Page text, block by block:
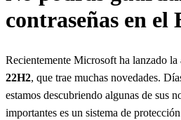
contraseñas en el
Recientemente Microsoft ha lanzado la
22H2, que trae muchas novedades.
estamos descubriendo algunas de sus
importantes es un sistema de